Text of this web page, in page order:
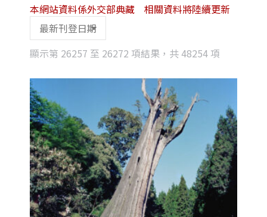
顯示第 26257 至 26272 項結果，共 48254 項
latest
本網站資料係外交部典藏 相關資料將陸續更新